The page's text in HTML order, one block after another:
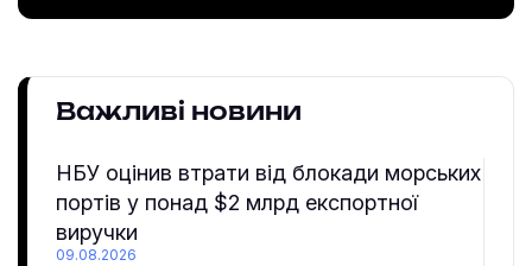
Важливі новини
НБУ оцінив втрати від блокади морських
портів у понад $2 млрд експортної
виручки
09.08.2026